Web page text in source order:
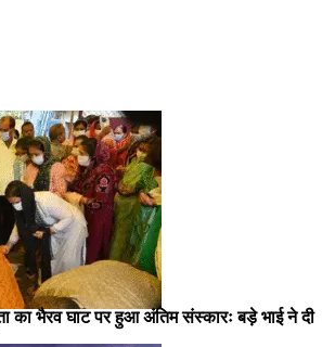
का भैरव घाट पर हुआ अंतिम संस्कारः बड़े भाई ने दी